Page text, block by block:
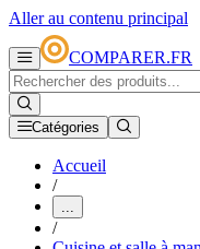
Aller au contenu principal
COMPARER.FR
Catégories
Accueil
/
...
/